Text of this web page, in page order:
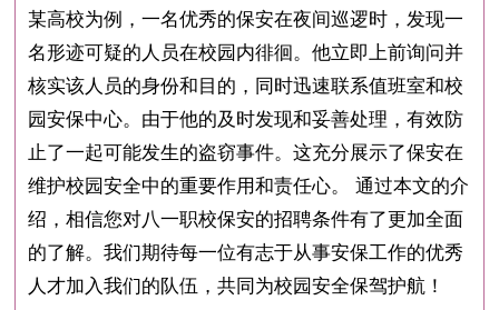
某高校为例，一名优秀的保安在夜间巡逻时，发现一
名形迹可疑的人员在校园内徘徊。他立即上前询问并
核实该人员的身份和目的，同时迅速联系值班室和校
园安保中心。由于他的及时发现和妥善处理，有效防
止了一起可能发生的盗窃事件。这充分展示了保安在
维护校园安全中的重要作用和责任心。 通过本文的介
绍，相信您对八一职校保安的招聘条件有了更加全面
的了解。我们期待每一位有志于从事安保工作的优秀
人才加入我们的队伍，共同为校园安全保驾护航！